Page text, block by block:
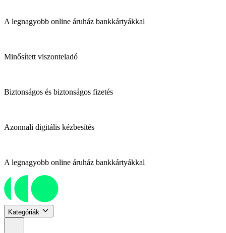
A legnagyobb online áruház bankkártyákkal
Minősített viszonteladó
Biztonságos és biztonságos fizetés
Azonnali digitális kézbesítés
A legnagyobb online áruház bankkártyákkal
Kategóriák